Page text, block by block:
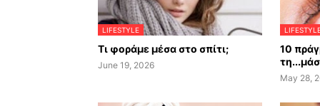
LIFESTYLE
Τι φοράμε μέσα στο σπίτι;
June 19, 2026
10
May 28,